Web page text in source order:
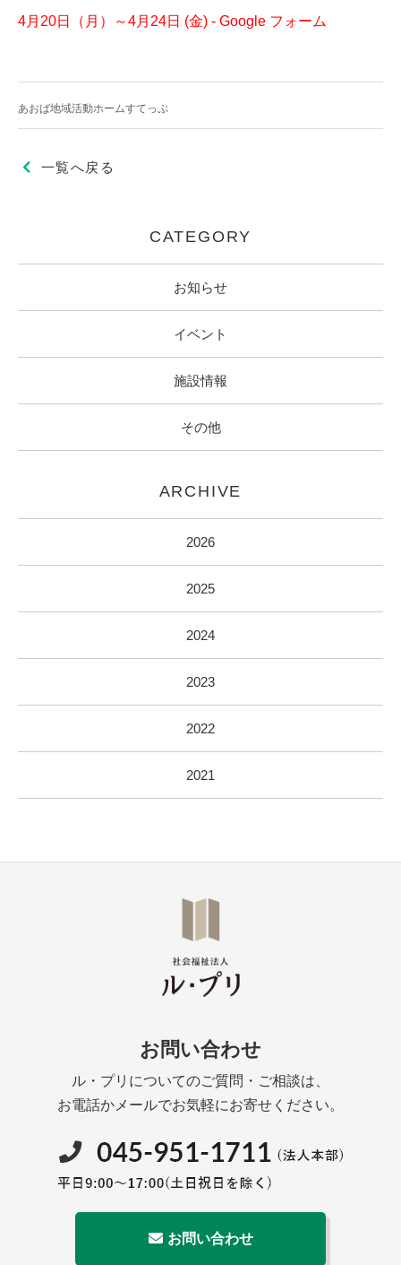
4月20日（月）～4月24日 (金) - Google フォーム
あおば地域活動ホームすてっぷ
一覧へ戻る
CATEGORY
お知らせ
イベント
施設情報
その他
ARCHIVE
2026
2025
2024
2023
2022
2021
お問い合わせ
ル・プリについてのご質問・ご相談は、
お電話かメールでお気軽にお寄せください。
お問い合わせ